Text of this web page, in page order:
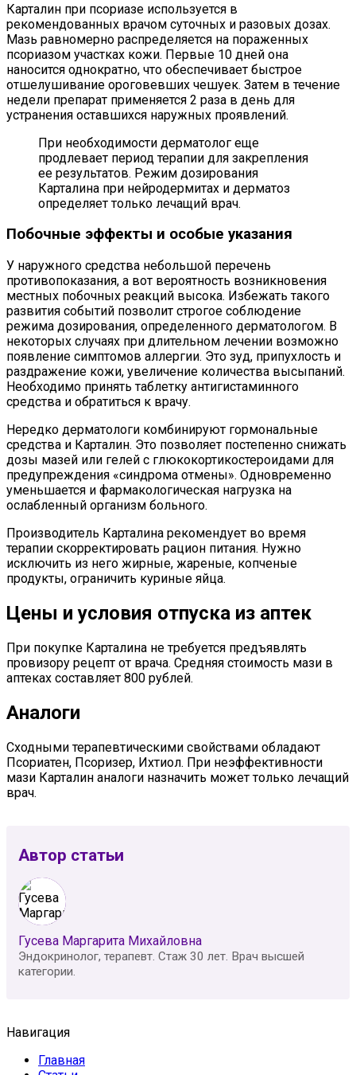
Карталин при псориазе используется в
рекомендованных врачом суточных и разовых дозах.
Мазь равномерно распределяется на пораженных
псориазом участках кожи. Первые 10 дней она
наносится однократно, что обеспечивает быстрое
отшелушивание ороговевших чешуек. Затем в течение
недели препарат применяется 2 раза в день для
устранения оставшихся наружных проявлений.
При необходимости дерматолог еще
продлевает период терапии для закрепления
ее результатов. Режим дозирования
Карталина при нейродермитах и дерматоз
определяет только лечащий врач.
Побочные эффекты и особые указания
У наружного средства небольшой перечень
противопоказания, а вот вероятность возникновения
местных побочных реакций высока. Избежать такого
развития событий позволит строгое соблюдение
режима дозирования, определенного дерматологом. В
некоторых случаях при длительном лечении возможно
появление симптомов аллергии. Это зуд, припухлость и
раздражение кожи, увеличение количества высыпаний.
Необходимо принять таблетку антигистаминного
средства и обратиться к врачу.
Нередко дерматологи комбинируют гормональные
средства и Карталин. Это позволяет постепенно снижать
дозы мазей или гелей с глюкокортикостероидами для
предупреждения «синдрома отмены». Одновременно
уменьшается и фармакологическая нагрузка на
ослабленный организм больного.
Производитель Карталина рекомендует во время
терапии скорректировать рацион питания. Нужно
исключить из него жирные, жареные, копченые
продукты, ограничить куриные яйца.
Цены и условия отпуска из аптек
При покупке Карталина не требуется предъявлять
провизору рецепт от врача. Средняя стоимость мази в
аптеках составляет 800 рублей.
Аналоги
Сходными терапевтическими свойствами обладают
Псориатен, Псоризер, Ихтиол. При неэффективности
мази Карталин аналоги назначить может только лечащий
врач.
Автор статьи
Гусева Маргарита Михайловна
Эндокринолог, терапевт. Стаж 30 лет. Врач высшей
категории.
Навигация
Главная